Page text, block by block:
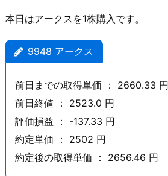
1.
1.
9
4
8
ア
ー
ク
本日はアークスを1株購入です。
9948 アークス
前日までの取得単価 ： 2660.33 円
前日終値 ： 2523.0 円
評価損益 ： -137.33 円
約定単価 ： 2502 円
約定後の取得単価 ： 2656.46 円